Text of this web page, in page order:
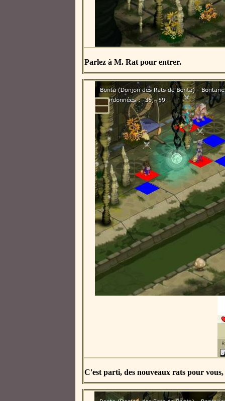
Parlez à M. Rat pour entrer.
C'est parti, des nouveaux rats pour